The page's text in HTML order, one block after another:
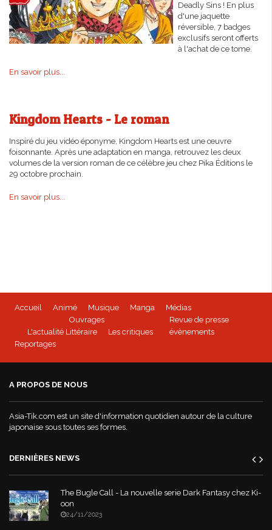
Deadly Sins ! En plus
d'une jaquette
réversible, 7 badges
exclusifs seront offerts
à l'achat de ce tome.
En savoir plus...
Kingdom Hearts - Le roman
Inspiré du jeu vidéo éponyme, Kingdom Hearts est une œuvre
foisonnante. Après une adaptation en manga, retrouvez les deux
volumes de la version roman de ce célèbre jeu chez Pika Éditions le
29 octobre prochain.
En savoir plus...
Accueil Animé Musique Manga
Médias
Ouvrages
L'actualité Littéraire
Les critiques
Revue de presse
évènements
Reportages
A PROPOS DE NOUS
Asia-Tik.com est un site d'information quotidien autour de la culture
japonaise sous toutes ses formes.
DERNIÈRES NEWS
The Bugle Call - La nouvelle serie Dark Fantasy chez Ki-
oon
24/11/2023